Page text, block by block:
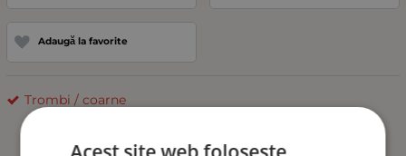
Adaugă la favorite
Trombi / coarne